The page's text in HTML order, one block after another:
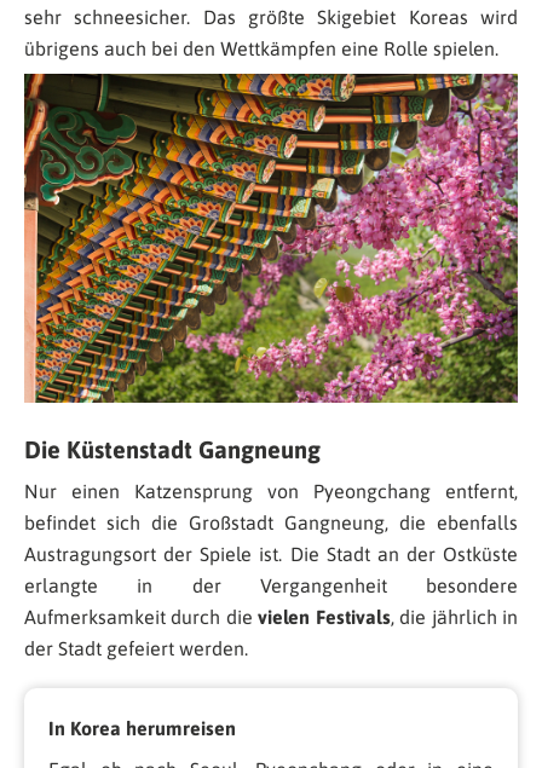
sehr schneesicher. Das größte Skigebiet Koreas wird
übrigens auch bei den Wettkämpfen eine Rolle spielen.
Die Küstenstadt Gangneung
Nur einen Katzensprung von Pyeongchang entfernt,
befindet sich die Großstadt Gangneung, die ebenfalls
Austragungsort der Spiele ist. Die Stadt an der Ostküste
erlangte in der Vergangenheit besondere
Aufmerksamkeit durch dievielen Festivals, die jährlich in
der Stadt gefeiert werden.
In Korea herumreisen